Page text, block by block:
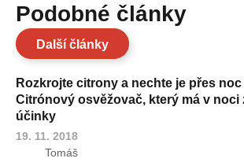
Podobné články
Další články
Rozkrojte citrony a nechte je přes
Citrónový osvěžovač, který má v noci
účinky
19. 11. 2018
Tomáš